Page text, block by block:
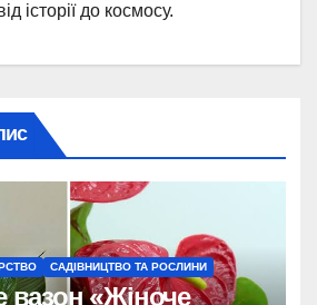
історії до космосу.
САДІВНИЦТВО ТА РОСЛИНИ
вазон «Жіноче